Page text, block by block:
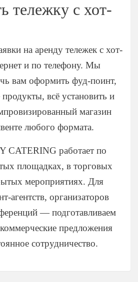
тележку с хот-
на аренду тележек с хот-
и по телефону. Мы
вам оформить фуд-поинт,
всё установить и
магазин
любого формата.
CATERING работает по
площадках, в торговых
мероприятиях. Для
агентств, организаторов
— подготавливаем
предложения
сотрудничество.